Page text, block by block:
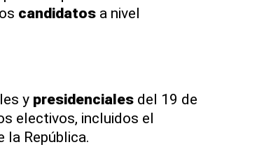
candidatosa nivel
y presidencialesdel 19 de
electivos, incluidos el
la República.